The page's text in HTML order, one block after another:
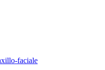
faciale